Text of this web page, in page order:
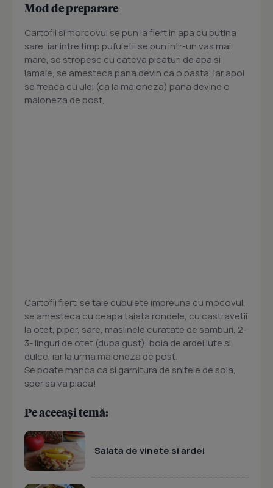
Mod de preparare
Cartofii si morcovul se pun la fiert in apa cu putina
sare, iar intre timp pufuletii se pun intr-un vas mai
mare, se stropesc cu cateva picaturi de apa si
lamaie, se amesteca pana devin ca o pasta, iar apoi
se freaca cu ulei (ca la maioneza) pana devine o
maioneza de post,
Cartofii fierti se taie cubulete impreuna cu mocovul,
se amesteca cu ceapa taiata rondele, cu castravetii
la otet, piper, sare, maslinele curatate de samburi, 2-
3- linguri de otet (dupa gust), boia de ardei iute si
dulce, iar la urma maioneza de post.
Se poate manca ca si garnitura de snitele de soia,
sper sa va placa!
Pe aceeași temă:
Salata de vinete si ardei